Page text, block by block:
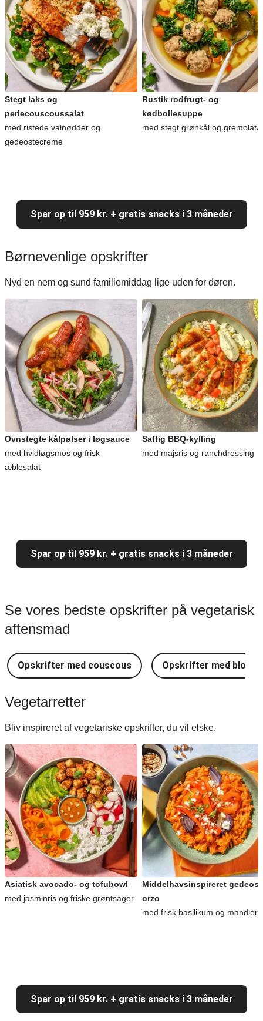
Stegt laks og
perlecouscoussalat
med ristede valnødder og
gedeostecreme
Rustik rodfrugt- og
kødbollesuppe
med stegt grønkål og gremolata
Spar op til 959 kr. + gratis snacks i 3 måneder
Børnevenlige opskrifter
Nyd en nem og sund familiemiddag lige uden for døren.
Ovnstegte kålpølser i løgsauce
med hvidløgsmos og frisk
æblesalat
Saftig BBQ-kylling
med majsris og ranchdressing
Spar op til 959 kr. + gratis snacks i 3 måneder
Se vores bedste opskrifter på vegetarisk
aftensmad
Opskrifter med couscous Opskrifter med
Vegetarretter
Bliv inspireret af vegetariske opskrifter, du vil elske.
Asiatisk avocado- og tofubowl
med jasminris og friske grøntsager
Middelhavsinspireret
orzo
med frisk basilikum og mandler
Spar op til 959 kr. + gratis snacks i 3 måneder